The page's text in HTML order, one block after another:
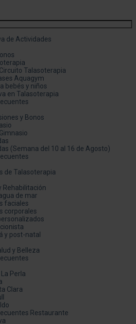
de Actividades
Talasoterapia
Aquagym
bebés y niños
en Talasoterapia
y Bonos
(Semana del 10 al 16 de Agosto)
de Talasoterapia
Rehabilitación
de mar
faciales
corporales
y post-natal
y Belleza
Perla
Clara
Restaurante